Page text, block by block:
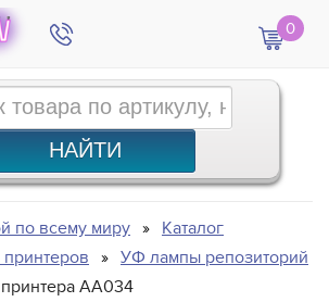
0
по всему миру
Каталог
УФ лампы репозиторий
AA034